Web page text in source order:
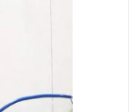
器
灯